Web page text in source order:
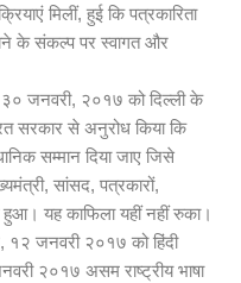
मिलीं, हुई कि पत्रकारिता
के संकल्प पर स्वागत और
जनवरी, २०१७ को दिल्ली के
सरकार से अनुरोध किया कि
सम्मान दिया जाए जिसे
सांसद, पत्रकारों,
हुआ। यह काफिला यहीं नहीं रुका।
जनवरी २०१७ को हिंदी
२०१७ असम राष्ट्रीय भाषा